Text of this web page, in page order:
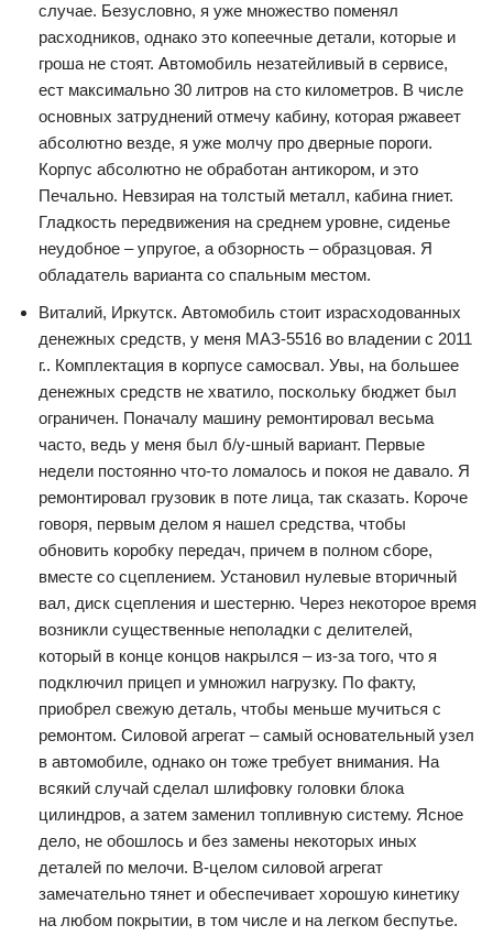
случае. Безусловно, я уже множество поменял
расходников, однако это копеечные детали, которые и
гроша не стоят. Автомобиль незатейливый в сервисе,
ест максимально 30 литров на сто километров. В числе
основных затруднений отмечу кабину, которая ржавеет
абсолютно везде, я уже молчу про дверные пороги.
Корпус абсолютно не обработан антикором, и это
Печально. Невзирая на толстый металл, кабина гниет.
Гладкость передвижения на среднем уровне, сиденье
неудобное – упругое, а обзорность – образцовая. Я
обладатель варианта со спальным местом.
Виталий, Иркутск. Автомобиль стоит израсходованных
денежных средств, у меня МАЗ-5516 во владении с 2011
г.. Комплектация в корпусе самосвал. Увы, на большее
денежных средств не хватило, поскольку бюджет был
ограничен. Поначалу машину ремонтировал весьма
часто, ведь у меня был б/у-шный вариант. Первые
недели постоянно что-то ломалось и покоя не давало. Я
ремонтировал грузовик в поте лица, так сказать. Короче
говоря, первым делом я нашел средства, чтобы
обновить коробку передач, причем в полном сборе,
вместе со сцеплением. Установил нулевые вторичный
вал, диск сцепления и шестерню. Через некоторое время
возникли существенные неполадки с делителей,
который в конце концов накрылся – из-за того, что я
подключил прицеп и умножил нагрузку. По факту,
приобрел свежую деталь, чтобы меньше мучиться с
ремонтом. Силовой агрегат – самый основательный узел
в автомобиле, однако он тоже требует внимания. На
всякий случай сделал шлифовку головки блока
цилиндров, а затем заменил топливную систему. Ясное
дело, не обошлось и без замены некоторых иных
деталей по мелочи. В-целом силовой агрегат
замечательно тянет и обеспечивает хорошую кинетику
на любом покрытии, в том числе и на легком беспутье.